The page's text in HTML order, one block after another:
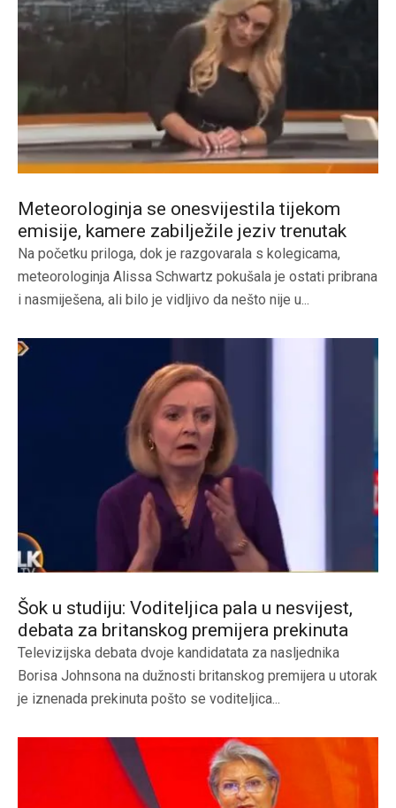
Meteorologinja se onesvijestila tijekom
emisije, kamere zabilježile jeziv trenutak
Na početku priloga, dok je razgovarala s kolegicama,
meteorologinja Alissa Schwartz pokušala je ostati pribrana
i nasmiješena, ali bilo je vidljivo da nešto nije u...
Šok u studiju: Voditeljica pala u nesvijest,
debata za britanskog premijera prekinuta
Televizijska debata dvoje kandidatata za nasljednika
Borisa Johnsona na dužnosti britanskog premijera u utorak
je iznenada prekinuta pošto se voditeljica...